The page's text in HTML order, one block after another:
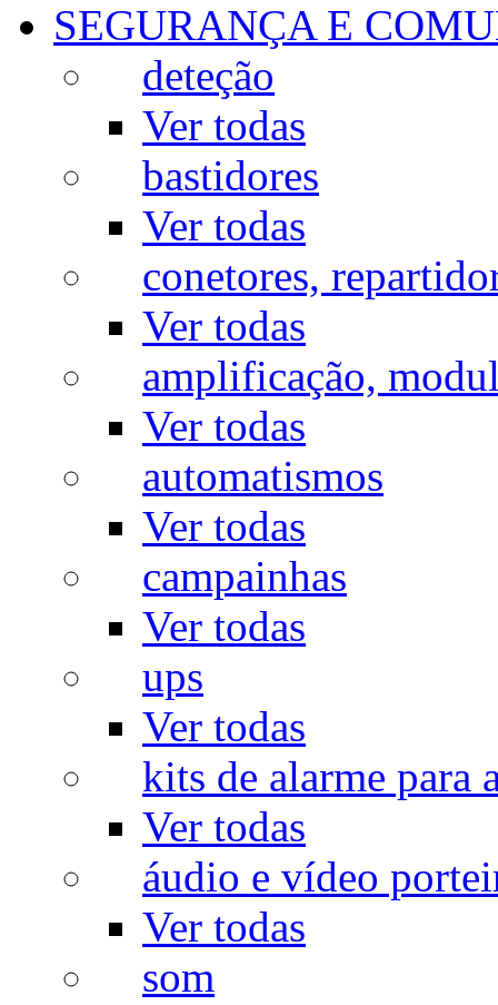
SEGURANÇA E
deteção
Ver todas
bastidores
Ver todas
conetores,
Ver todas
amplificação,
Ver todas
automatismos
Ver todas
campainhas
Ver todas
ups
Ver todas
kits de alarme para
Ver todas
áudio e vídeo
Ver todas
som